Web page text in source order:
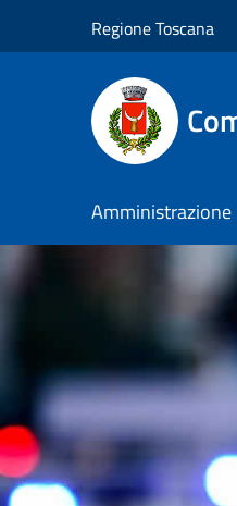
Regione Toscana
Amministrazione